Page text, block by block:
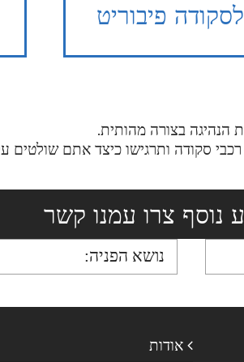
לסקודה פיבוריט
הנהיגה בצורה מהותית.
סקודה ותרגישו כיצד אתם שולטים
נוסף צרו עמנו קשר
אודות